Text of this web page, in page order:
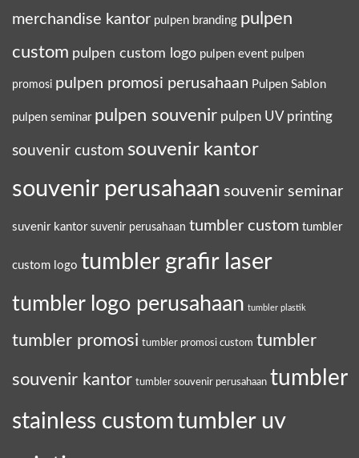
merchandise kantor pulpen branding pulpen
custom pulpen custom logo pulpen event pulpen
promosi pulpen promosi perusahaan Pulpen Sablon
pulpen seminar pulpen souvenir pulpen UV printing
souvenir custom souvenir kantor
souvenir perusahaan souvenir seminar
suvenir kantor suvenir perusahaan tumbler custom tumbler
custom logo tumbler grafir laser
tumbler logo perusahaan tumbler plastik
tumbler promosi tumbler promosi custom tumbler
souvenir kantor tumbler souvenir perusahaan tumbler
stainless customtumbler uv